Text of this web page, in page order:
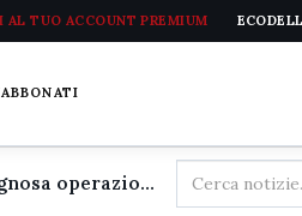
AL TUO ACCOUNT PREMIUM
ABBONATI
Riattivazione sale operatorie al Caracciolo, Greco: "Una vergognosa operazione di propaganda"
Cerca
nel